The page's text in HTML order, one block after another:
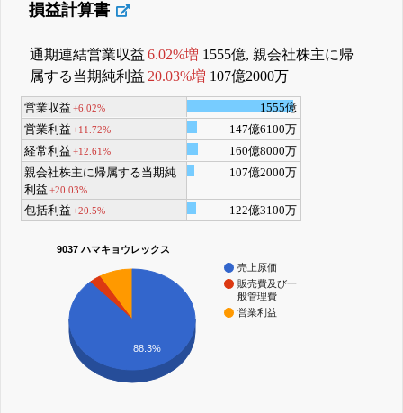
損益計算書
通期連結営業収益 6.02%増 1555億, 親会社株主に帰
属する当期純利益 20.03%増 107億2000万
営業収益 +6.02%
1555億
営業利益 +11.72%
147億6100万
経常利益 +12.61%
160億8000万
親会社株主に帰属する当期純
利益 +20.03%
107億2000万
包括利益 +20.5% 122億3100万
9037 ハマキョウレックス
売上原価
販売費及び一
般管理費
営業利益
88.3%